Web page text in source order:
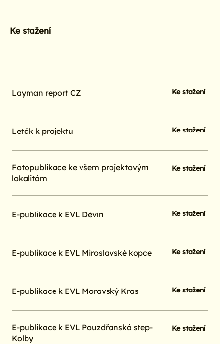
Ke stažení
Layman report CZ Ke stažení
Leták k projektu Ke stažení
Fotopublikace ke všem projektovým
lokalitám
Ke stažení
E-publikace k EVL Děvín Ke stažení
E-publikace k EVL Miroslavské kopce Ke stažení
E-publikace k EVL Moravský Kras Ke stažení
E-publikace k EVL Pouzdřanská step-
Kolby
Ke stažení